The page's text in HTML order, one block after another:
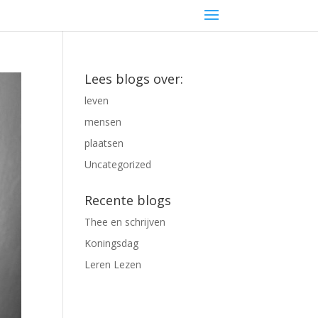
Lees blogs over:
leven
mensen
plaatsen
Uncategorized
Recente blogs
Thee en schrijven
Koningsdag
Leren Lezen